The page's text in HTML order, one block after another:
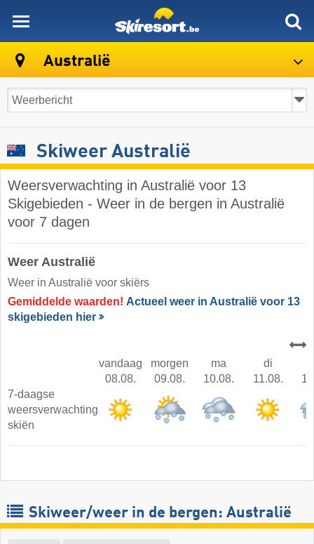
Australië
Skiweer Australië
Weersverwachting in Australië voor 13
Skigebieden - Weer in de bergen in Australië
voor 7 dagen
Weer Australië
Weer in Australië voor skiërs
Gemiddelde waarden! Actueel weer in Australië voor 13
skigebieden hier
vandaag
08.08.
morgen
09.08.
ma
10.08.
di
11.08.
7-daagse
weersverwachting
skiën
Skiweer/weer in de bergen: Australië